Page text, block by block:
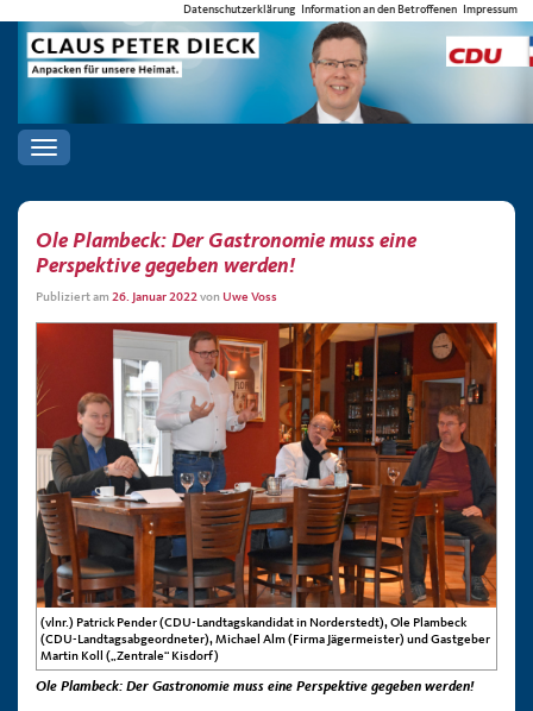
Datenschutzerklärung Information an den Betroffenen Impressum
Toggle
navigation
Ole Plambeck: Der Gastronomie muss eine
Perspektive gegeben werden!
Publiziert am 26. Januar 2022von Uwe Voss
(vlnr.) Patrick Pender (CDU-Landtagskandidat in Norderstedt), Ole Plambeck
(CDU-Landtagsabgeordneter), Michael Alm (Firma Jägermeister) und Gastgeber
Martin Koll („Zentrale“ Kisdorf)
Ole Plambeck: Der Gastronomie muss eine Perspektive gegeben werden!